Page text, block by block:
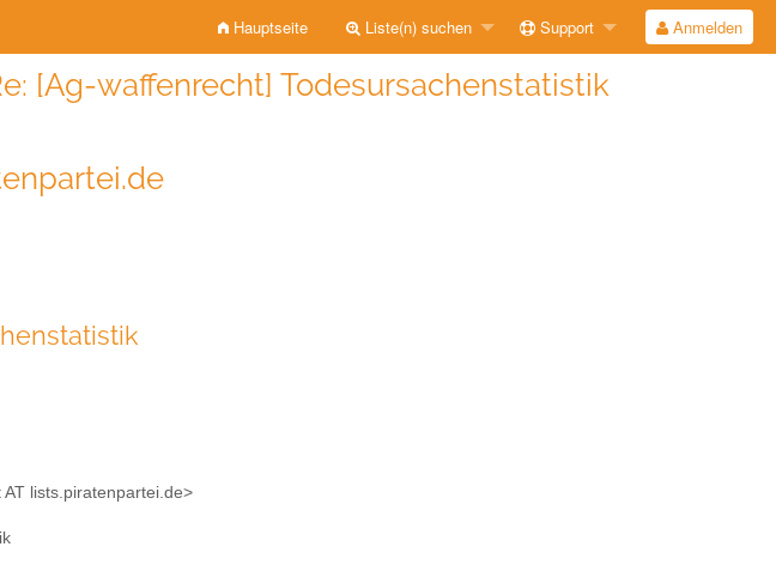
Hauptseite Liste(n) suchen Support Anmelden
[Ag-waffenrecht] Todesursachenstatistik
lists.piratenpartei.de>